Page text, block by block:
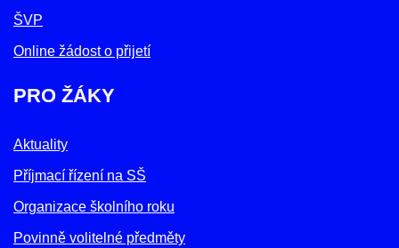
ŠVP
Online žádost o přijetí
PRO ŽÁKY
Aktuality
Příjmací řízení na SŠ
Organizace školního roku
Povinně volitelné předměty